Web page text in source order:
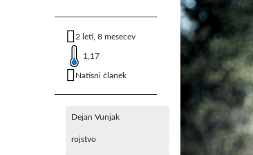
2 leti, 8 mesecev
1,17
Natisni članek
Dejan Vunjak
rojstvo